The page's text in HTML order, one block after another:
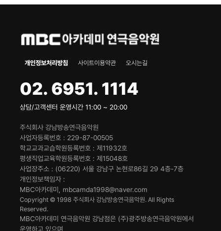
개인정보처리방침 사이트이용약관 오시는길
02. 6951. 1114
상담/고객센터 운영시간 11:00 ~ 20:00
주식회사 강남방송연극음악원
사업자등록번호
229-87-00505
학교교과교습학원등록번호
제11932호
평생직업교육학원등록번호
제15048호
사업장주소
(06220) 서울 강남구 논현로86길 29 4층-7층
개인정보책임자
MBC아카데미, mbcamda1998@naver.com
Copyright © 1998 주식회사 강남방송연극음악원. All Rights
Reserved.
MBC아카데미 연극음악원 강남점은 (주)광주방송연극음악원에서
운영하고 있으며,